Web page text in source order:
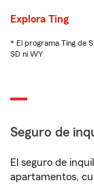
Explora Ting
* El programa Ting de
SD ni WY
Seguro de
El seguro de
apartamentos,